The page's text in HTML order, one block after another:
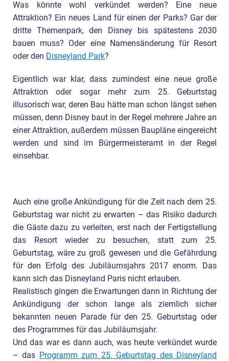
Was könnte wohl verkündet werden? Eine neue
Attraktion? Ein neues Land für einen der Parks? Gar der
dritte Themenpark, den Disney bis spätestens 2030
bauen muss? Oder eine Namensänderung für Resort
oder den Disneyland Park?
Eigentlich war klar, dass zumindest eine neue große
Attraktion oder sogar mehr zum 25. Geburtstag
illusorisch war, deren Bau hätte man schon längst sehen
müssen, denn Disney baut in der Regel mehrere Jahre an
einer Attraktion, außerdem müssen Baupläne eingereicht
werden und sind im Bürgermeisteramt in der Regel
einsehbar.
Auch eine große Ankündigung für die Zeit nach dem 25.
Geburtstag war nicht zu erwarten – das Risiko dadurch
die Gäste dazu zu verleiten, erst nach der Fertigstellung
das Resort wieder zu besuchen, statt zum 25.
Geburtstag, wäre zu groß gewesen und die Gefährdung
für den Erfolg des Jubiläumsjahrs 2017 enorm. Das
kann sich das Disneyland Paris nicht erlauben.
Realistisch gingen die Erwartungen dann in Richtung der
Ankündigung der schon lange als ziemlich sicher
bekannten neuen Parade für den 25. Geburtstag oder
des Programmes für das Jubiläumsjahr.
Und das war es dann auch, was heute verkündet wurde
– das Programm zum 25. Geburtstag des Disneyland